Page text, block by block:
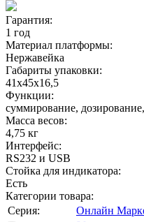
Гарантия:
1 год
Материал платформы:
Нержавейка
Габариты упаковки:
41х45х16,5
Функции:
суммирование,
Масса весов:
4,75 кг
Интерфейс:
RS232 и USB
Стойка для индикатора:
Есть
Категории товара:
Серия:
Онлайн